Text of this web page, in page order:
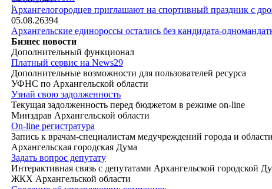
|Архангелогородцев приглашают на спортивный праздник с
05.08.26394
Архангельские единороссы остались без кандидата-
Бизнес новости
Дополнительный функционал
Платный сервис на News29
Дополнительные возможности для пользователей ресурса
УФНС по Архангельской области
Узнай свою задолженность
Текущая задолженность перед бюджетом в режиме on-line
Минздрав Архангельской области
On-line регистратура
Запись к врачам-специалистам медучреждений города и области
Архангельская городская Дума
Задать вопрос депутату
Интерактивная связь с депутатами Архангельской городской
ЖКХ Архангельской области